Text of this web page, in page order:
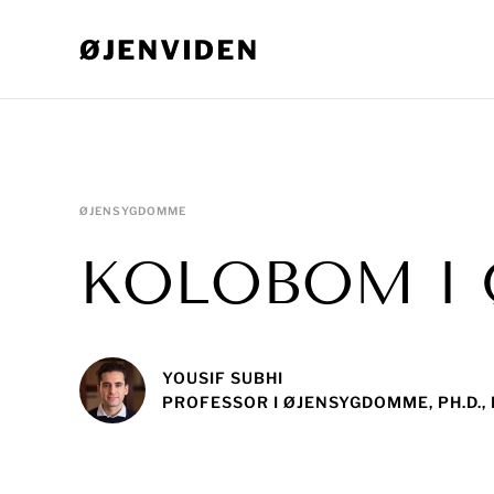
ØJENSYGDOMME
KOLOBOM I
YOUSIF SUBHI
PROFESSOR I ØJENSYGDOMME, PH.D.,